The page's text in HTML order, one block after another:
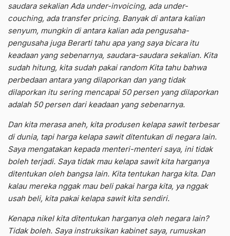
saudara sekalian Ada under-invoicing, ada under-
couching, ada transfer pricing. Banyak di antara kalian
senyum, mungkin di antara kalian ada pengusaha-
pengusaha juga Berarti tahu apa yang saya bicara itu
keadaan yang sebenarnya, saudara-saudara sekalian. Kita
sudah hitung, kita sudah pakai random Kita tahu bahwa
perbedaan antara yang dilaporkan dan yang tidak
dilaporkan itu sering mencapai 50 persen yang dilaporkan
adalah 50 persen dari keadaan yang sebenarnya.
Dan kita merasa aneh, kita produsen kelapa sawit terbesar
di dunia, tapi harga kelapa sawit ditentukan di negara lain.
Saya mengatakan kepada menteri-menteri saya, ini tidak
boleh terjadi. Saya tidak mau kelapa sawit kita harganya
ditentukan oleh bangsa lain. Kita tentukan harga kita. Dan
kalau mereka nggak mau beli pakai harga kita, ya nggak
usah beli, kita pakai kelapa sawit kita sendiri.
Kenapa nikel kita ditentukan harganya oleh negara lain?
Tidak boleh. Saya instruksikan kabinet saya, rumuskan